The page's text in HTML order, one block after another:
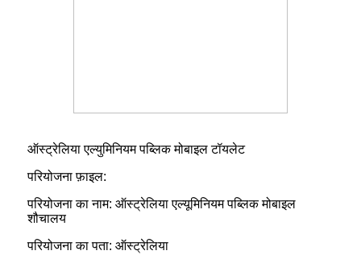
ऑस्ट्रेलिया एल्युमिनियम पब्लिक मोबाइल टॉयलेट
परियोजना फ़ाइल:
परियोजना का नाम: ऑस्ट्रेलिया एल्यूमिनियम पब्लिक मोबाइल
शौचालय
परियोजना का पता: ऑस्ट्रेलिया